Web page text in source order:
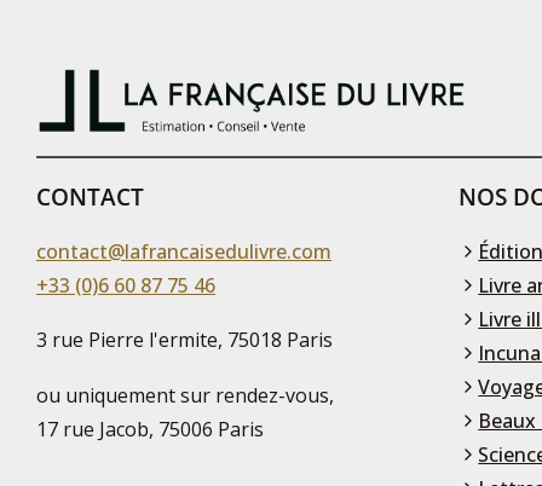
CONTACT
contact@lafrancaisedulivre.com
+33 (0)6 60 87 75 46
3 rue Pierre l'ermite, 75018 Paris
ou uniquement sur rendez-vous,
17 rue Jacob, 75006 Paris
NOS
Livre
Livre